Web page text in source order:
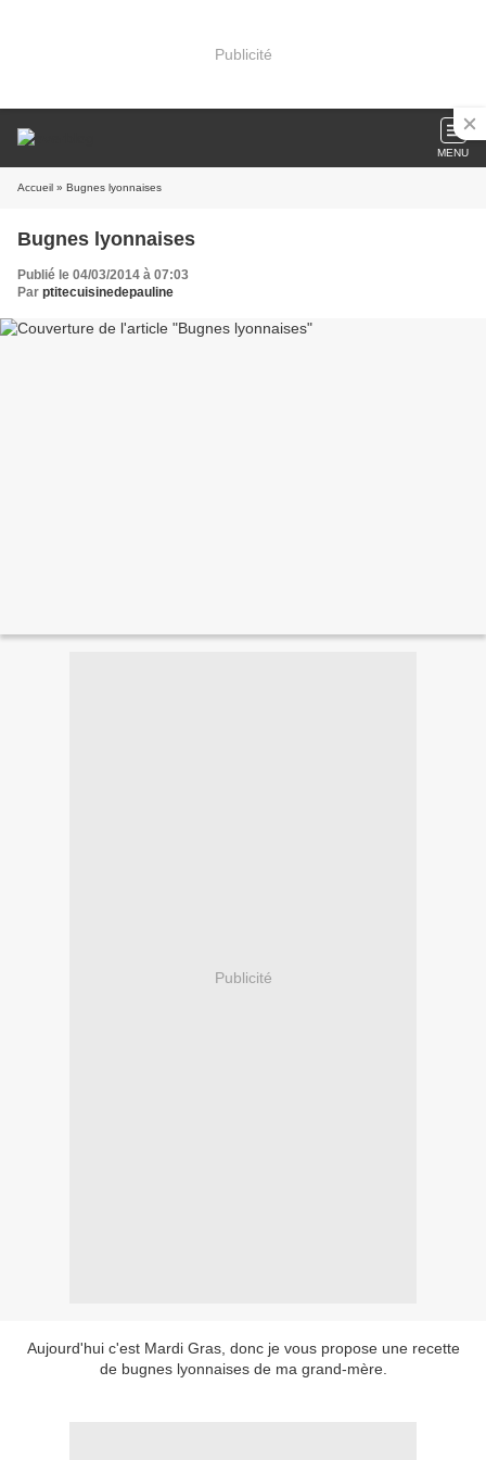
Publicité
MENU
Accueil » Bugnes lyonnaises
Bugnes lyonnaises
Publié le 04/03/2014 à 07:03
Par ptitecuisinedepauline
Publicité
Aujourd'hui c'est Mardi Gras, donc je vous propose une recette
de bugnes lyonnaises de ma grand-mère.